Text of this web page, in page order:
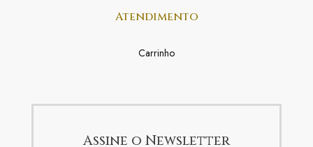
Atendimento
Carrinho
Assine o Newsletter